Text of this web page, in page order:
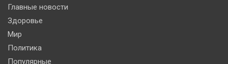
Главные новости
Здоровье
Мир
Политика
Популярные